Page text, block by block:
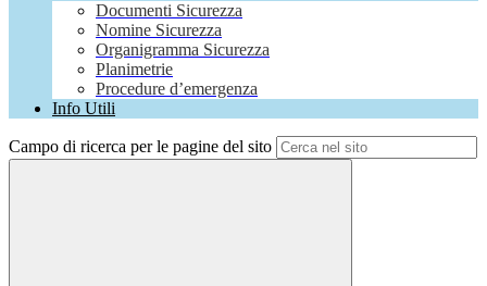
Documenti Sicurezza
Nomine Sicurezza
Organigramma Sicurezza
Planimetrie
Procedure d’emergenza
Info Utili
Campo di ricerca per le pagine del sito